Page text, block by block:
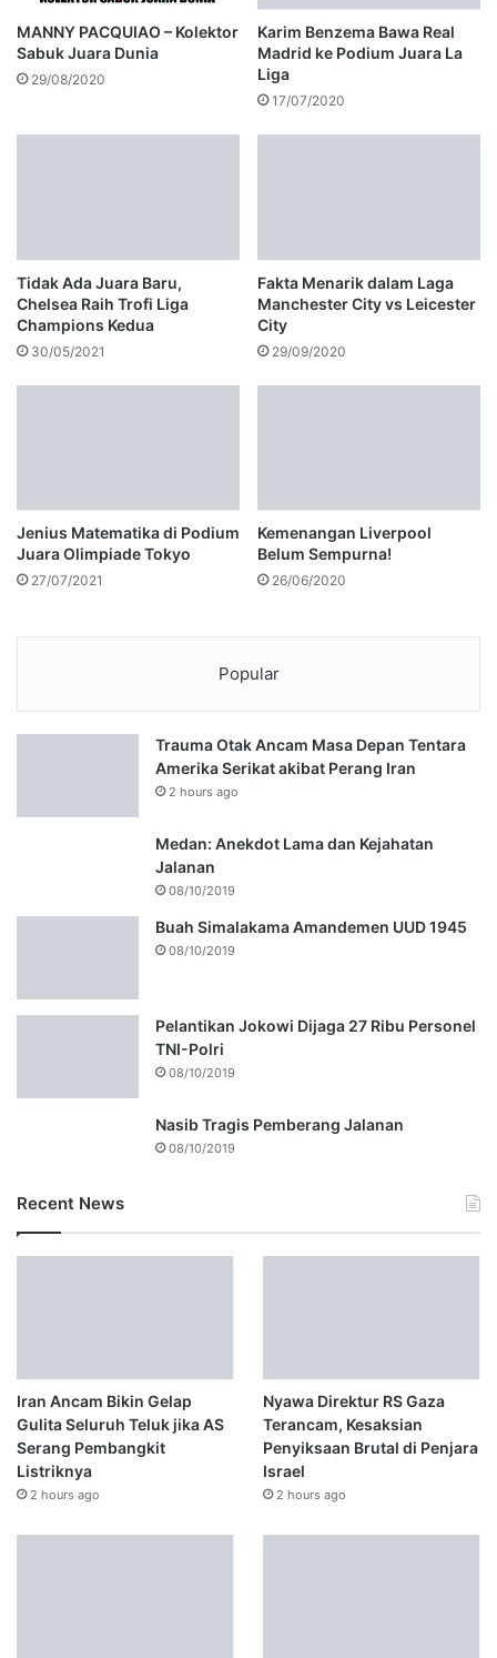
MANNY PACQUIAO – Kolektor
Sabuk Juara Dunia
29/08/2020
Karim Benzema Bawa Real
Madrid ke Podium Juara La
Liga
17/07/2020
Tidak Ada Juara Baru,
Chelsea Raih Trofi Liga
Champions Kedua
30/05/2021
Fakta Menarik dalam Laga
Manchester City vs Leicester
City
29/09/2020
Jenius Matematika di Podium
Juara Olimpiade Tokyo
27/07/2021
Kemenangan Liverpool
Belum Sempurna!
26/06/2020
Popular
Trauma Otak Ancam Masa Depan Tentara
Amerika Serikat akibat Perang Iran
2 hours ago
Medan: Anekdot Lama dan Kejahatan
Jalanan
08/10/2019
Buah Simalakama Amandemen UUD 1945
08/10/2019
Pelantikan Jokowi Dijaga 27 Ribu Personel
TNI-Polri
08/10/2019
Nasib Tragis Pemberang Jalanan
08/10/2019
Recent News
Iran Ancam Bikin Gelap
Gulita Seluruh Teluk jika AS
Serang Pembangkit
Listriknya
2 hours ago
Nyawa Direktur RS Gaza
Terancam, Kesaksian
Penyiksaan Brutal di Penjara
Israel
2 hours ago